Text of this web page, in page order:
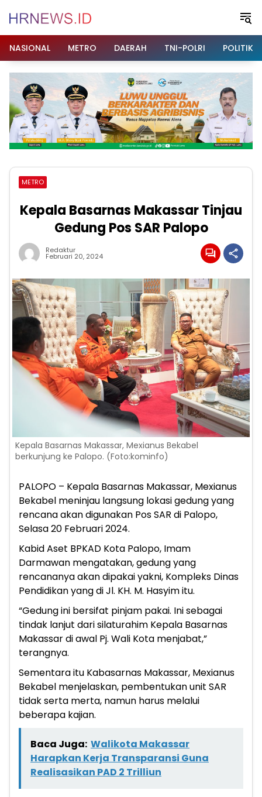
NASIONAL
METRO DAERAH TNI-POLRI POLITIK
METRO
Kepala Basarnas Makassar Tinjau
Gedung Pos SAR Palopo
Redaktur
Februari 20, 2024
Kepala Basarnas Makassar, Mexianus Bekabel
berkunjung ke Palopo. (Foto:kominfo)
PALOPO – Kepala Basarnas Makassar, Mexianus
Bekabel meninjau langsung lokasi gedung yang
rencana akan digunakan Pos SAR di Palopo,
Selasa 20 Februari 2024.
Kabid Aset BPKAD Kota Palopo, Imam
Darmawan mengatakan, gedung yang
rencananya akan dipakai yakni, Kompleks Dinas
Pendidikan yang di Jl. KH. M. Hasyim itu.
“Gedung ini bersifat pinjam pakai. Ini sebagai
tindak lanjut dari silaturahim Kepala Basarnas
Makassar di awal Pj. Wali Kota menjabat,”
terangnya.
Sementara itu Kabasarnas Makassar, Mexianus
Bekabel menjelaskan, pembentukan unit SAR
tidak serta merta, namun harus melalui
beberapa kajian.
Baca Juga: Walikota Makassar
Harapkan Kerja Transparansi Guna
Realisasikan PAD 2 Trilliun